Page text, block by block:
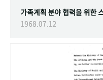
가족계획 분야 협력을 위한
1968.07.12